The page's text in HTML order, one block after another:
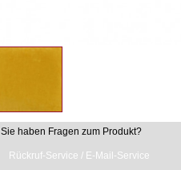
Sie haben Fragen zum Produkt?
Rückruf-Service / E-Mail-Service